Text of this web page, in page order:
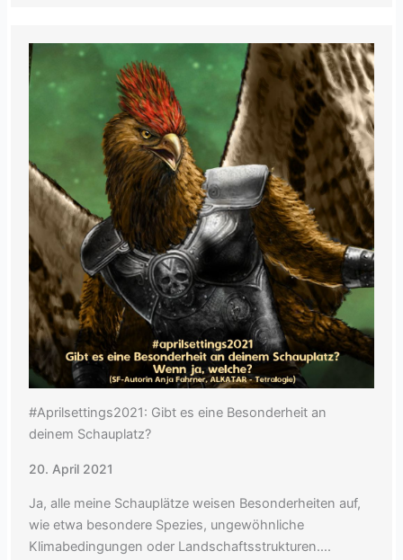
#Aprilsettings2021: Gibt es eine Besonderheit an
deinem Schauplatz?
20. April 2021
Ja, alle meine Schauplätze weisen Besonderheiten auf,
wie etwa besondere Spezies, ungewöhnliche
Klimabedingungen oder Landschaftsstrukturen….